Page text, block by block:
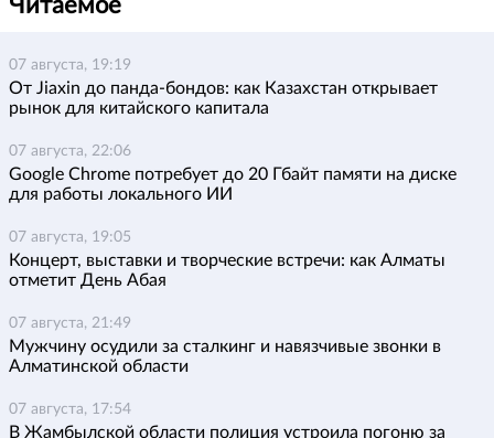
Читаемое
07 августа, 19:19
От Jiaxin до панда-бондов: как Казахстан открывает
рынок для китайского капитала
07 августа, 22:06
Google Chrome потребует до 20 Гбайт памяти на диске
для работы локального ИИ
07 августа, 19:05
Концерт, выставки и творческие встречи: как Алматы
отметит День Абая
07 августа, 21:49
Мужчину осудили за сталкинг и навязчивые звонки в
Алматинской области
07 августа, 17:54
В Жамбылской области полиция устроила погоню за